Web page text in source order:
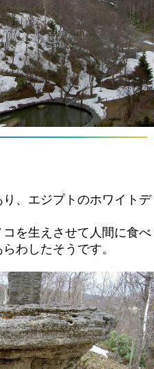
、エジプトのホワイトデ
を生えさせて人間に食べ
わしたそうです。